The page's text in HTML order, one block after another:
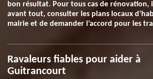
bon résultat. Pour tous cas de rénovation,
avant tout, consulter les plans locaux
mairie et de demander l’accord pour les
Ravaleurs fiables pour aider à
Guitrancourt